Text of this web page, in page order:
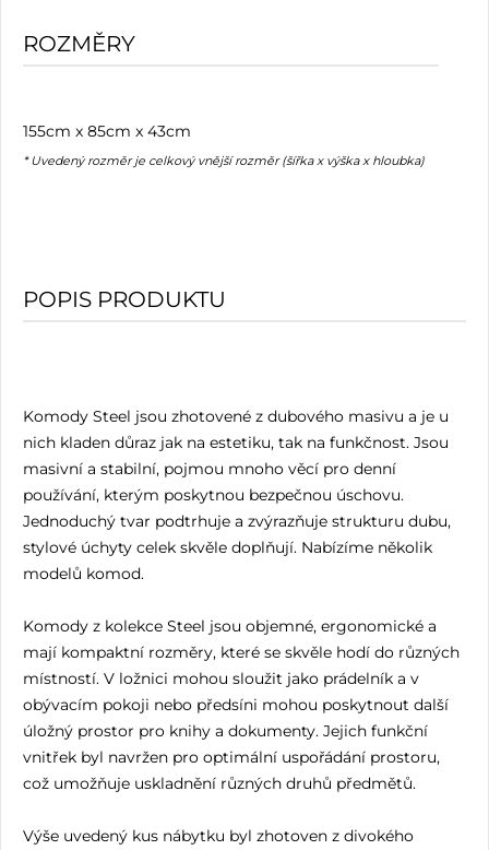
ROZMĚRY
155cm x 85cm x 43cm
* Uvedený rozměr je celkový vnější rozměr (šířka x výška x hloubka)
POPIS PRODUKTU
Komody Steel jsou zhotovené z dubového masivu a je u
nich kladen důraz jak na estetiku, tak na funkčnost. Jsou
masivní a stabilní, pojmou mnoho věcí pro denní
používání, kterým poskytnou bezpečnou úschovu.
Jednoduchý tvar podtrhuje a zvýrazňuje strukturu dubu,
stylové úchyty celek skvěle doplňují. Nabízíme několik
modelů komod.
Komody z kolekce Steel jsou objemné, ergonomické a
mají kompaktní rozměry, které se skvěle hodí do různých
místností. V ložnici mohou sloužit jako prádelník a v
obývacím pokoji nebo předsíni mohou poskytnout další
úložný prostor pro knihy a dokumenty. Jejich funkční
vnitřek byl navržen pro optimální uspořádání prostoru,
což umožňuje uskladnění různých druhů předmětů.
Výše uvedený kus nábytku byl zhotoven z divokého